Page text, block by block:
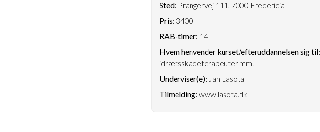
Sted: Prangervej 111, 7000 Fredericia
Pris: 3400
RAB-timer: 14
Hvem henvender kurset/efteruddannelsen sig til:
idrætsskadeterapeuter mm.
Underviser(e): Jan Lasota
Tilmelding: www.lasota.dk